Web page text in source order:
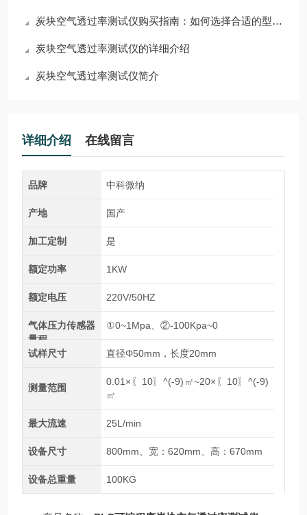
炭块空气透过率测试仪购买指南：如何选择合适的型号和品牌
炭块空气透过率测试仪的详细介绍
炭块空气透过率测试仪简介
详细介绍 在线留言
品牌 中科微纳
产地 国产
加工定制 是
额定功率 1KW
额定电压 220V/50HZ
气体压力传感器
量程
①0~1Mpa、②-100Kpa~0
试样尺寸 直径Φ50mm，长度20mm
测量范围
0.01×〖10〗^(-9)㎡~20×〖10〗^(-9)
㎡
最大流速 25L/min
设备尺寸 800mm、宽：620mm、高：670mm
设备总重量 100KG